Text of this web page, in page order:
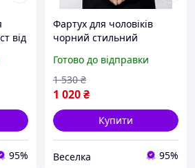
від
95%
Фартух для чоловіків
чорний стильний
захисту одягу від
забруднень FLAME
Готово до відправки
1 020₴
1 530 ₴
Купити
Веселка 95%